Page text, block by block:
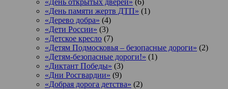
«День памяти жертв ДТП» (1)
«Дерево добра» (4)
«Дети России» (3)
«Детское кресло (7)
«Детям Подмосковья – безопасные дороги» (2)
«Детям-безопасные дороги!» (1)
«Диктант Победы» (3)
«Дни Росгвардии» (9)
«Добрая дорога детства» (2)